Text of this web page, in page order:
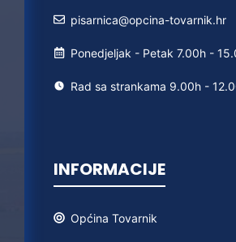
pisarnica@opcina-tovarnik.hr
Ponedjeljak - Petak 7.00h -
Rad sa strankama 9.00h -
INFORMACIJE
Općina Tovarnik